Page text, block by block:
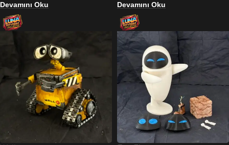
Devamını Oku Devamını Oku